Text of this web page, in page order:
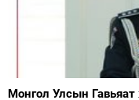
Монгол Улсын Гавьяат